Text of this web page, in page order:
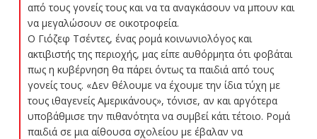
από τους γονείς τους και να τα αναγκάσουν να μπουν και
να μεγαλώσουν σε οικοτροφεία.
Ο Γιόζεφ Τσέντες, ένας ρομά κοινωνιολόγος και
ακτιβιστής της περιοχής, μας είπε αυθόρμητα ότι φοβάται
πως η κυβέρνηση θα πάρει όντως τα παιδιά από τους
γονείς τους. «Δεν θέλουμε να έχουμε την ίδια τύχη με
τους ιθαγενείς Αμερικάνους», τόνισε, αν και αργότερα
υποβάθμισε την πιθανότητα να συμβεί κάτι τέτοιο. Ρομά
παιδιά σε μια αίθουσα σχολείου με έβαλαν να